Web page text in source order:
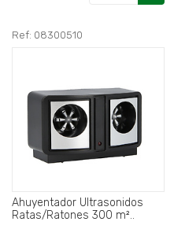
Ref: 08300510
Ahuyentador Ultrasonidos
Ratas/Ratones 300 m²..